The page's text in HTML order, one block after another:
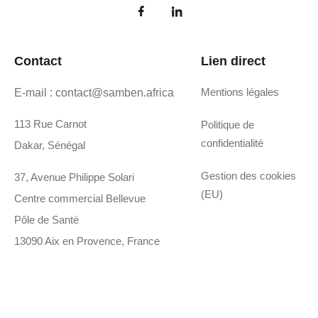
Contact
E-mail : contact@samben.africa
113 Rue Carnot
Dakar, Sénégal
37, Avenue Philippe Solari
Centre commercial Bellevue
Pôle de Santé
13090 Aix en Provence, France
Lien direct
Mentions légales
Politique de
confidentialité
Gestion des cookies
(EU)